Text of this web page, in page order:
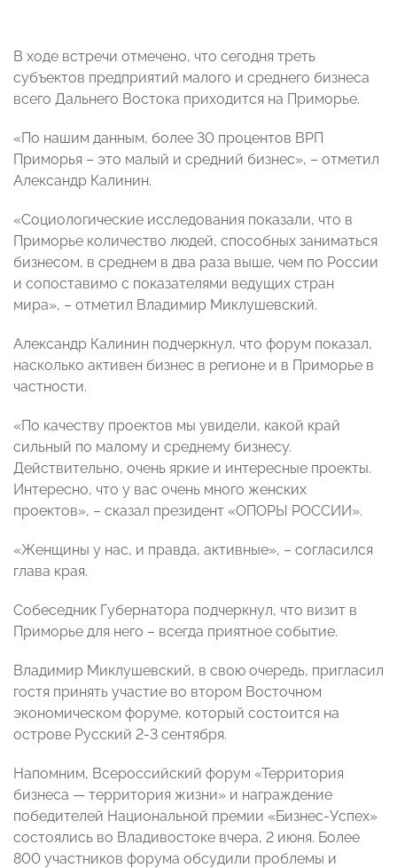
В ходе встречи отмечено, что сегодня треть
субъектов предприятий малого и среднего бизнеса
всего Дальнего Востока приходится на Приморье.
«По нашим данным, более 30 процентов ВРП
Приморья – это малый и средний бизнес», – отметил
Александр Калинин.
«Социологические исследования показали, что в
Приморье количество людей, способных заниматься
бизнесом, в среднем в два раза выше, чем по России
и сопоставимо с показателями ведущих стран
мира», – отметил Владимир Миклушевский.
Александр Калинин подчеркнул, что форум показал,
насколько активен бизнес в регионе и в Приморье в
частности.
«По качеству проектов мы увидели, какой край
сильный по малому и среднему бизнесу.
Действительно, очень яркие и интересные проекты.
Интересно, что у вас очень много женских
проектов», – сказал президент «ОПОРЫ РОССИИ».
«Женщины у нас, и правда, активные», – согласился
глава края.
Собеседник Губернатора подчеркнул, что визит в
Приморье для него – всегда приятное событие.
Владимир Миклушевский, в свою очередь, пригласил
гостя принять участие во втором Восточном
экономическом форуме, который состоится на
острове Русский 2-3 сентября.
Напомним, Всероссийский форум «Территория
бизнеса — территория жизни» и награждение
победителей Национальной премии «Бизнес-Успех»
состоялись во Владивостоке вчера, 2 июня. Более
800 участников форума обсудили проблемы и